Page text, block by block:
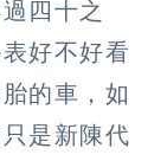
四十之
好不好看
的車，如
是新陳代